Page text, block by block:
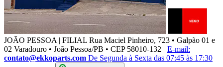
JOÃO PESSOA | FILIAL Rua Maciel Pinheiro, 723 • Galpão 01 e
02 Varadouro • João Pessoa/PB • CEP 58010-132
E-mail:
contato@ekkoparts.com De Segunda à Sexta das 07:45 às 17:30